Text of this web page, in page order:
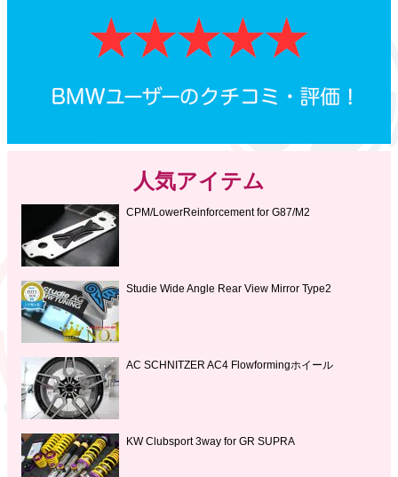
人気アイテム
CPM/LowerReinforcement for G87/M2
Studie Wide Angle Rear View Mirror Type2
AC SCHNITZER AC4 Flowformingホイール
KW Clubsport 3way for GR SUPRA